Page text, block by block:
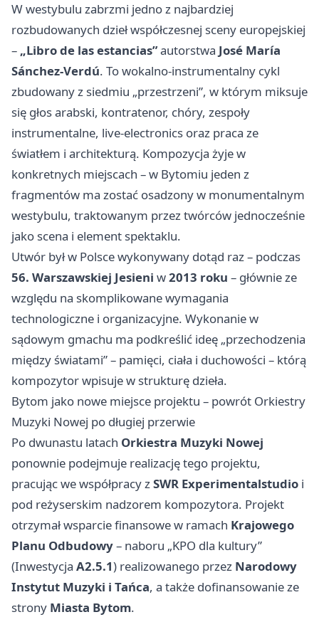
W westybulu zabrzmi jedno z najbardziej
rozbudowanych dzieł współczesnej sceny europejskiej
– „Libro de las estancias”autorstwa José María
Sánchez-Verdú. To wokalno-instrumentalny cykl
zbudowany z siedmiu „przestrzeni”, w którym miksuje
się głos arabski, kontratenor, chóry, zespoły
instrumentalne, live‑electronics oraz praca ze
światłem i architekturą. Kompozycja żyje w
konkretnych miejscach – w Bytomiu jeden z
fragmentów ma zostać osadzony w monumentalnym
westybulu, traktowanym przez twórców jednocześnie
jako scena i element spektaklu.
Utwór był w Polsce wykonywany dotąd raz – podczas
56. Warszawskiej Jesieni w2013 roku – głównie ze
względu na skomplikowane wymagania
technologiczne i organizacyjne. Wykonanie w
sądowym gmachu ma podkreślić ideę „przechodzenia
między światami” – pamięci, ciała i duchowości – którą
kompozytor wpisuje w strukturę dzieła.
Bytom jako nowe miejsce projektu – powrót Orkiestry
Muzyki Nowej po długiej przerwie
Po dwunastu latach Orkiestra Muzyki Nowej
ponownie podejmuje realizację tego projektu,
pracując we współpracy zSWR Experimentalstudio i
pod reżyserskim nadzorem kompozytora. Projekt
otrzymał wsparcie finansowe w ramach Krajowego
Planu Odbudowy– naboru „KPO dla kultury”
(Inwestycja A2.5.1) realizowanego przez Narodowy
Instytut Muzyki i Tańca, a także dofinansowanie ze
strony Miasta Bytom.